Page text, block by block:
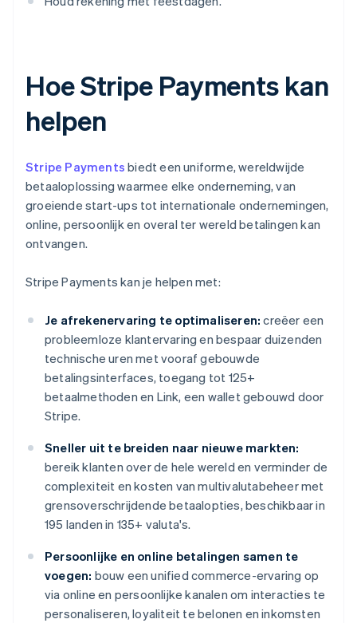
Hoe Stripe Payments kan
helpen
Stripe Payments biedt een uniforme, wereldwijde
betaaloplossing waarmee elke onderneming, van
groeiende start-ups tot internationale ondernemingen,
online, persoonlijk en overal ter wereld betalingen kan
ontvangen.
Stripe Payments kan je helpen met:
Je afrekenervaring te optimaliseren: creëer een
probleemloze klantervaring en bespaar duizenden
technische uren met vooraf gebouwde
betalingsinterfaces, toegang tot 125+
betaalmethoden en Link, een wallet gebouwd door
Stripe.
Sneller uit te breiden naar nieuwe markten:
bereik klanten over de hele wereld en verminder de
complexiteit en kosten van multivalutabeheer met
grensoverschrijdende betaalopties, beschikbaar in
195 landen in 135+ valuta's.
Persoonlijke en online betalingen samen te
voegen: bouw een unified commerce-ervaring op
via online en persoonlijke kanalen om interacties te
personaliseren, loyaliteit te belonen en inkomsten